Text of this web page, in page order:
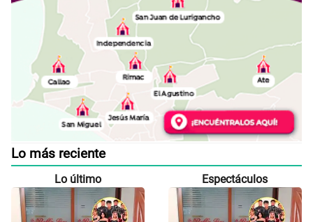
Lo más reciente
Lo último Espectáculos